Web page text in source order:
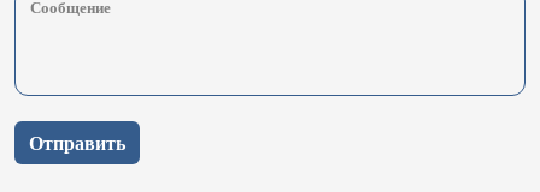
Отправить